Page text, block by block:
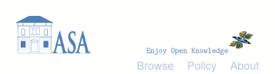
Browse Policy About